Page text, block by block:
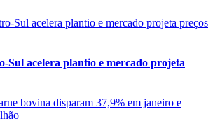
Sul acelera plantio e mercado projeta